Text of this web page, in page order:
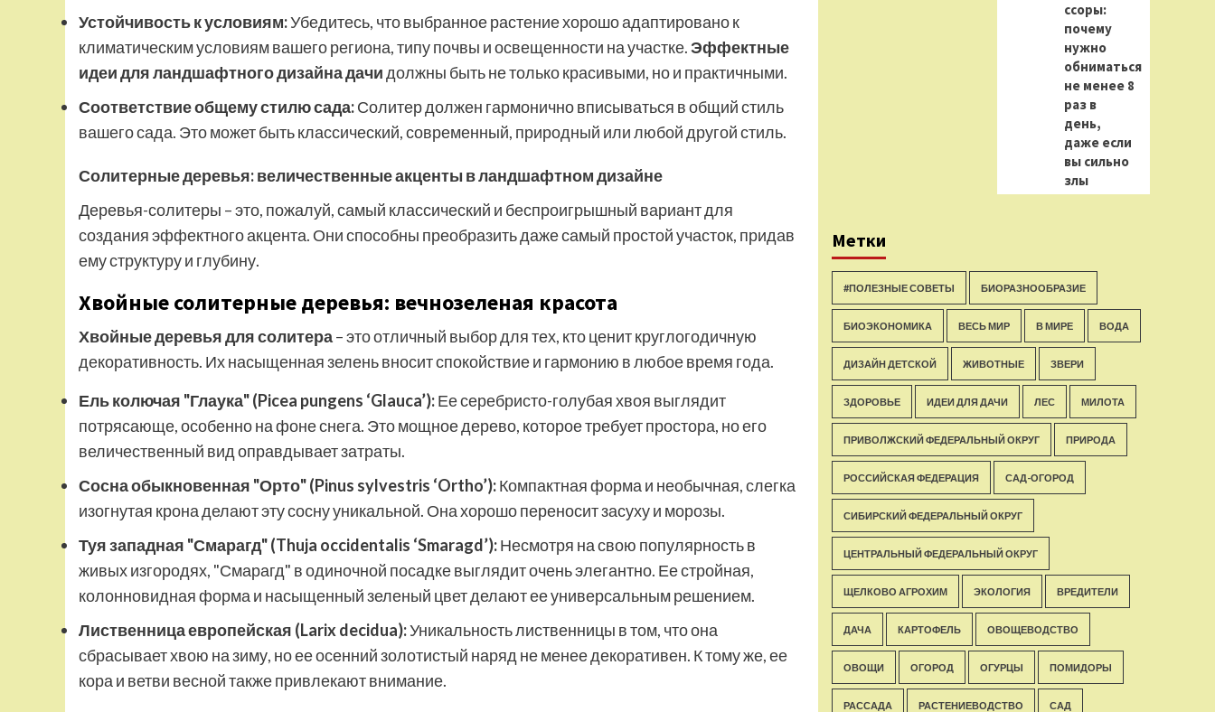
Устойчивость к условиям:Убедитесь, что выбранное растение хорошо адаптировано к
климатическим условиям вашего региона, типу почвы и освещенности на участке.Эффектные
идеи для ландшафтного дизайна дачидолжны быть не только красивыми, но и практичными.
Соответствие общему стилю сада:Солитер должен гармонично вписываться в общий стиль
вашего сада. Это может быть классический, современный, природный или любой другой стиль.
Солитерные деревья: величественные акценты в ландшафтном дизайне
Деревья-солитеры – это, пожалуй, самый классический и беспроигрышный вариант для
создания эффектного акцента. Они способны преобразить даже самый простой участок, придав
ему структуру и глубину.
Хвойные солитерные деревья: вечнозеленая красота
Хвойные деревья для солитера– это отличный выбор для тех, кто ценит круглогодичную
декоративность. Их насыщенная зелень вносит спокойствие и гармонию в любое время года.
Ель колючая "Глаука" (Picea pungens ‘Glauca’):Ее серебристо-голубая хвоя выглядит
потрясающе, особенно на фоне снега. Это мощное дерево, которое требует простора, но его
величественный вид оправдывает затраты.
Сосна обыкновенная "Орто" (Pinus sylvestris ‘Ortho’):Компактная форма и необычная, слегка
изогнутая крона делают эту сосну уникальной. Она хорошо переносит засуху и морозы.
Туя западная "Смарагд" (Thuja occidentalis ‘Smaragd’):Несмотря на свою популярность в
живых изгородях, "Смарагд" в одиночной посадке выглядит очень элегантно. Ее стройная,
колонновидная форма и насыщенный зеленый цвет делают ее универсальным решением.
Лиственница европейская (Larix decidua):Уникальность лиственницы в том, что она
сбрасывает хвою на зиму, но ее осенний золотистый наряд не менее декоративен. К тому же, ее
кора и ветви весной также привлекают внимание.
ссоры:
почему
нужно
обниматься
не менее 8
раз в
день,
даже если
вы сильно
злы
Метки
#ПОЛЕЗНЫЕ СОВЕТЫ БИОРАЗНООБРАЗИЕ
БИОЭКОНОМИКА ВЕСЬ МИР В МИРЕ ВОДА
ДИЗАЙН ДЕТСКОЙ ЖИВОТНЫЕ ЗВЕРИ
ЗДОРОВЬЕ ИДЕИ ДЛЯ ДАЧИ ЛЕС МИЛОТА
ПРИВОЛЖСКИЙ ФЕДЕРАЛЬНЫЙ ОКРУГ ПРИРОДА
РОССИЙСКАЯ ФЕДЕРАЦИЯ САД-ОГОРОД
СИБИРСКИЙ ФЕДЕРАЛЬНЫЙ ОКРУГ
ЦЕНТРАЛЬНЫЙ ФЕДЕРАЛЬНЫЙ ОКРУГ
ЩЕЛКОВО АГРОХИМ ЭКОЛОГИЯ ВРЕДИТЕЛИ
ДАЧА КАРТОФЕЛЬ ОВОЩЕВОДСТВО
ОВОЩИ ОГОРОД ОГУРЦЫ ПОМИДОРЫ
РАССАДА РАСТЕНИЕВОДСТВО САД